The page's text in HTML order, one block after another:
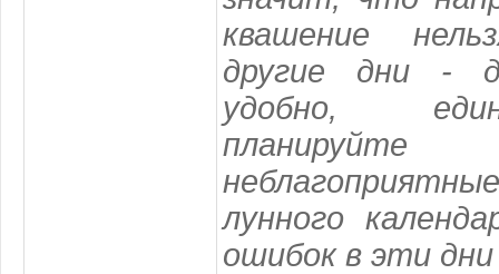
квашение
другие дни -
удобно,
лунного
ошибок в эти